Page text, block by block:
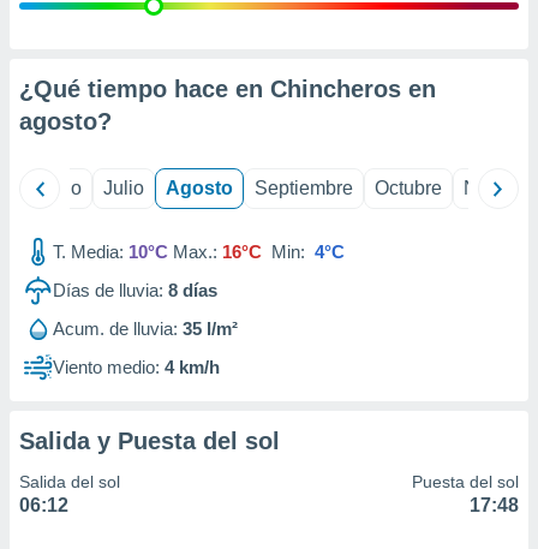
e
mediante
de
1199
¿Qué tiempo hace en Chincheros en
agosto?
Junio Julio Agosto Septiembre Octubre
T. Media: 10°C Max.: 16°C Min: 4°C
Días de lluvia: 8 días
Acum. de lluvia: 35 l/m²
Viento medio: 4 km/h
Salida y Puesta del sol
Salida del sol
06:12
Puesta del sol
17:48